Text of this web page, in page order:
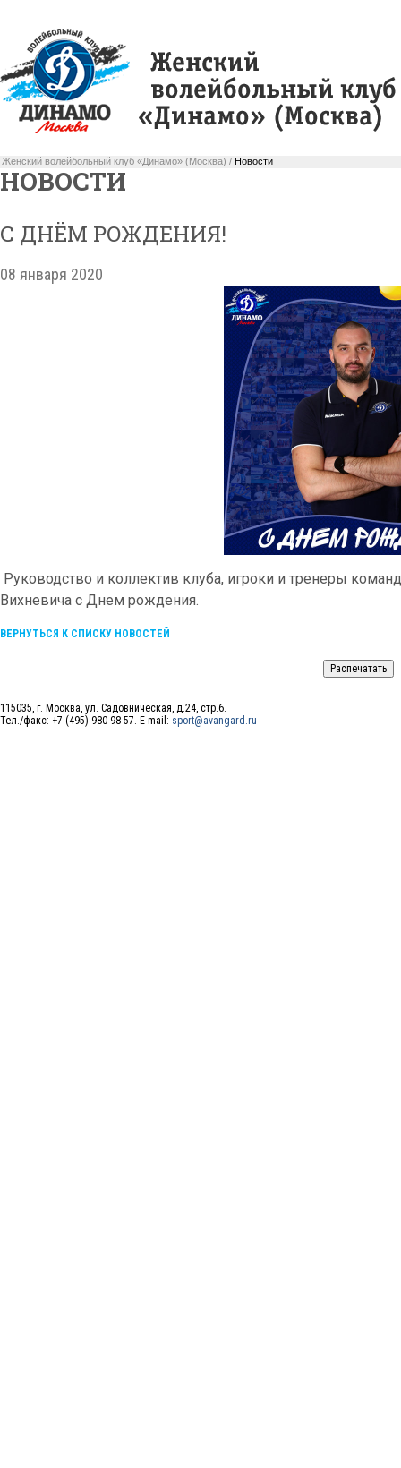
Женский волейбольный клуб «Динамо» (Москва) / Новости
НОВОСТИ
С ДНЁМ РОЖДЕНИЯ!
08 января 2020
Руководство и коллектив клуба, игроки и тренеры
Вихневича с Днем рождения.
ВЕРНУТЬСЯ К СПИСКУ НОВОСТЕЙ
115035, г. Москва, ул. Садовническая, д.24, стр.6.
Тел./факс: +7 (495) 980-98-57. E-mail: sport@avangard.ru